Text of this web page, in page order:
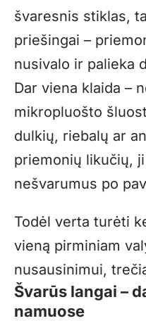
švaresnis stiklas,
priešingai –
nusivalo ir palieka
Dar viena klaida –
mikropluošto
dulkių, riebalų ar
priemonių likučių,
nešvarumus po
Todėl verta turėti
vieną pirminiam
nusausinimui,
Švarūs langai –
namuose